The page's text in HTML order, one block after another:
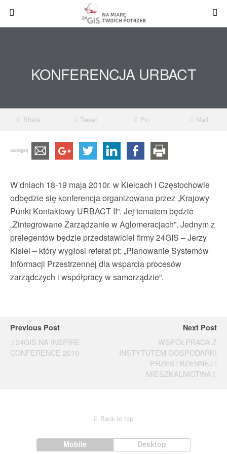
KONFERENCJA URBACT
Share Tweet Pin Mail
Udostępnij
W dniach 18-19 maja 2010r. w Kielcach i Częstochowie
odbędzie się konferencja organizowana przez „Krajowy
Punkt Kontaktowy URBACT II”. Jej tematem będzie
„Zintegrowane Zarządzanie w Aglomeracjach”. Jednym z
prelegentów będzie przedstawiciel firmy 24GIS – Jerzy
Kisiel – który wygłosi referat pt: „Planowanie Systemów
Informacji Przestrzennej dla wsparcia procesów
zarządczych i współpracy w samorządzie”.
Previous Post
24GIS NA INSPIRE
CONFERENCE 2010
Next Post
WSPÓŁPRACA Z
INSTYTUTEM GOSPODARKI
PRZESTRZENNEJ I
MIESZKALNICTWA
Back to top
Mobile Desktop